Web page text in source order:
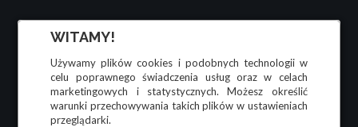
WITAMY!
Używamy plików cookies i podobnych technologii w
celu poprawnego świadczenia usług oraz w celach
marketingowych i statystycznych. Możesz określić
warunki przechowywania takich plików w ustawieniach
przeglądarki.